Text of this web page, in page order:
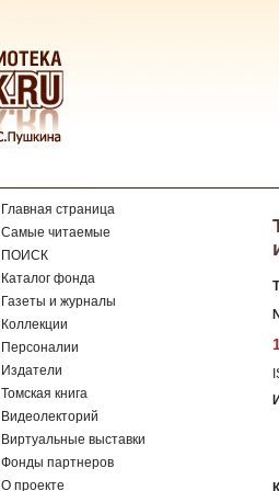
Главная страница
Самые читаемые
ПОИСК
Каталог фонда
Газеты и журналы
Коллекции
Персоналии
Издатели
Томская книга
Видеолекторий
Виртуальные выставки
Фонды партнеров
О проекте